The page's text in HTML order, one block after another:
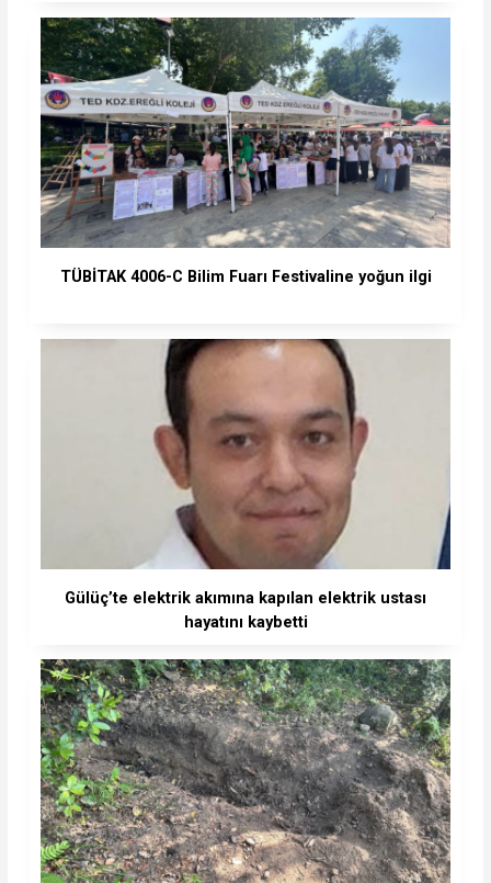
TÜBİTAK 4006-C Bilim Fuarı Festivaline yoğun ilgi
Gülüç’te elektrik akımına kapılan elektrik ustası
hayatını kaybetti